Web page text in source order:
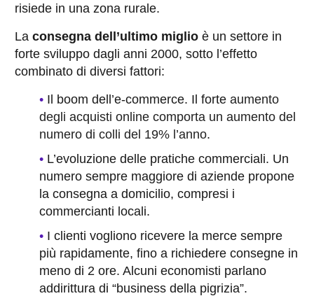
risiede in una zona rurale.
La consegna dell’ultimo miglio è un settore in
forte sviluppo dagli anni 2000, sotto l’effetto
combinato di diversi fattori:
Il boom dell’e-commerce. Il forte aumento
degli acquisti online comporta un aumento del
numero di colli del 19% l’anno.
L’evoluzione delle pratiche commerciali. Un
numero sempre maggiore di aziende propone
la consegna a domicilio, compresi i
commercianti locali.
I clienti vogliono ricevere la merce sempre
più rapidamente, fino a richiedere consegne in
meno di 2 ore. Alcuni economisti parlano
addirittura di “business della pigrizia”.